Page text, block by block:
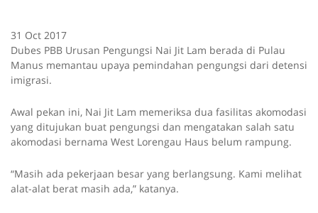
31 Oct 2017
Dubes PBB Urusan Pengungsi Nai Jit Lam berada di Pulau
Manus memantau upaya pemindahan pengungsi dari detensi
imigrasi.
Awal pekan ini, Nai Jit Lam memeriksa dua fasilitas akomodasi
yang ditujukan buat pengungsi dan mengatakan salah satu
akomodasi bernama West Lorengau Haus belum rampung.
“Masih ada pekerjaan besar yang berlangsung. Kami melihat
alat-alat berat masih ada,” katanya.